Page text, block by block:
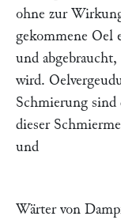
ohne zur
gekommene Oel
und
wird.
Schmierung sind
dieser
und
Wärter von